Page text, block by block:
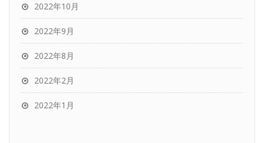
2022年10月
2022年9月
2022年8月
2022年2月
2022年1月